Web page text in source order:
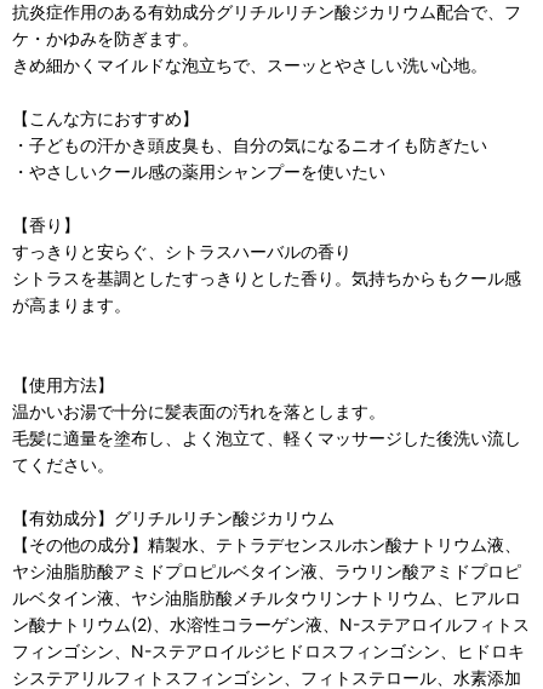
抗炎症作用のある有効成分グリチルリチン酸ジカリウム配合で、フ
ケ・かゆみを防ぎます。
きめ細かくマイルドな泡立ちで、スーッとやさしい洗い心地。
【こんな方におすすめ】
・子どもの汗かき頭皮臭も、自分の気になるニオイも防ぎたい
・やさしいクール感の薬用シャンプーを使いたい
【香り】
すっきりと安らぐ、シトラスハーバルの香り
シトラスを基調としたすっきりとした香り。気持ちからもクール感
が高まります。
【使用方法】
温かいお湯で十分に髪表面の汚れを落とします。
毛髪に適量を塗布し、よく泡立て、軽くマッサージした後洗い流し
てください。
【有効成分】グリチルリチン酸ジカリウム
【その他の成分】精製水、テトラデセンスルホン酸ナトリウム液、
ヤシ油脂肪酸アミドプロピルベタイン液、ラウリン酸アミドプロピ
ルベタイン液、ヤシ油脂肪酸メチルタウリンナトリウム、ヒアルロ
ン酸ナトリウム(2)、水溶性コラーゲン液、N-ステアロイルフィトス
フィンゴシン、N-ステアロイルジヒドロスフィンゴシン、ヒドロキ
システアリルフィトスフィンゴシン、フィトステロール、水素添加